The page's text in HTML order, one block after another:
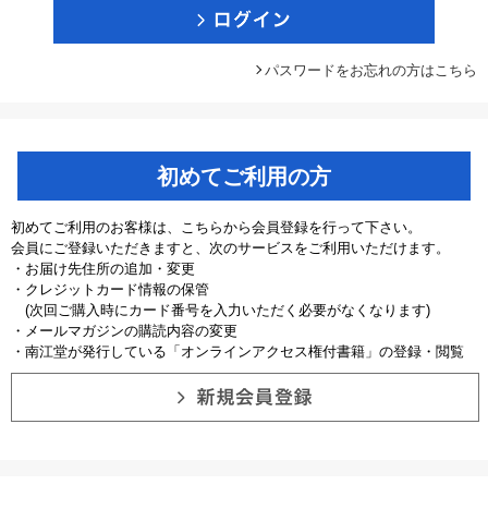
パスワードをお忘れの方はこちら
初めてご利用の方
初めてご利用のお客様は、こちらから会員登録を行って下さい。
会員にご登録いただきますと、次のサービスをご利用いただけます。
・お届け先住所の追加・変更
・クレジットカード情報の保管
(次回ご購入時にカード番号を入力いただく必要がなくなります)
・メールマガジンの購読内容の変更
・南江堂が発行している「オンラインアクセス権付書籍」の登録・閲覧